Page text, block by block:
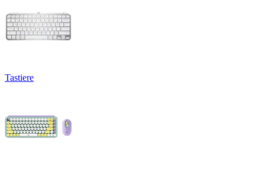
Tastiere